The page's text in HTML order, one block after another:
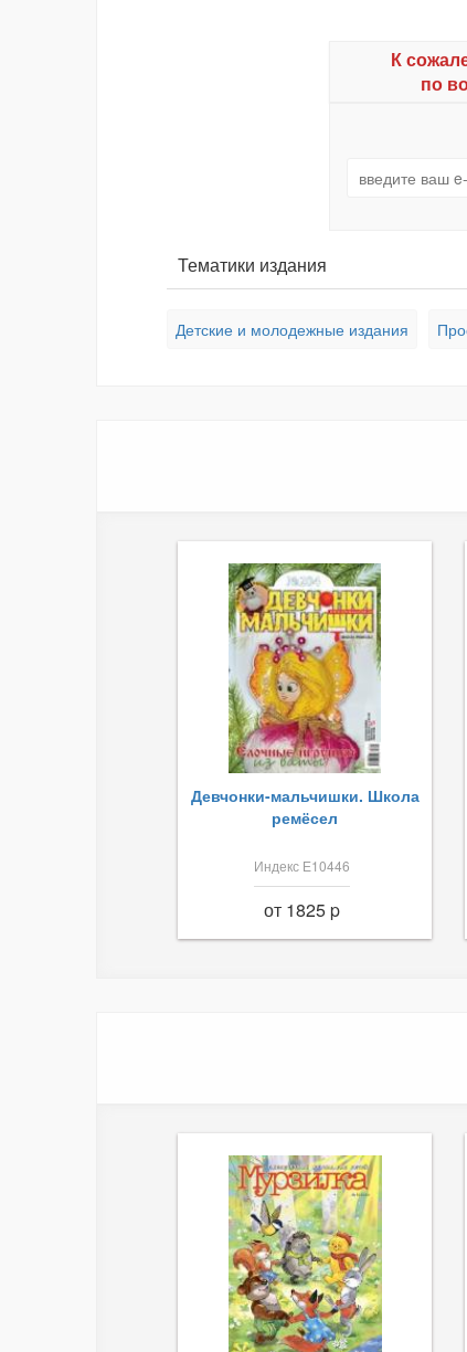
К
по
Тематики издания
Детские и молодежные издания
Девчонки-мальчишки. Школа
ремёсел
Индекс Е10446
от 1825 p